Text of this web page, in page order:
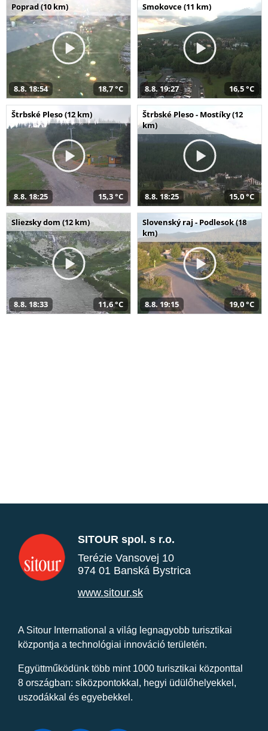
Poprad (10 km)
8.8. 18:54 18,7 °C
Smokovce (11 km)
8.8. 19:27 16,5 °C
Štrbské Pleso (12 km)
8.8. 18:25 15,3 °C
Štrbské Pleso - Mostíky (12
km)
8.8. 18:25 15,0 °C
Sliezsky dom (12 km)
8.8. 18:33 11,6 °C
Slovenský raj - Podlesok (18
km)
8.8. 19:15 19,0 °C
SITOUR spol. s r.o.
Terézie Vansovej 10
974 01 Banská Bystrica
www.sitour.sk
A Sitour International a világ legnagyobb turisztikai
központja a technológiai innováció területén.
Együttműködünk több mint 1000 turisztikai központtal
8 országban: síközpontokkal, hegyi üdülőhelyekkel,
uszodákkal és egyebekkel.